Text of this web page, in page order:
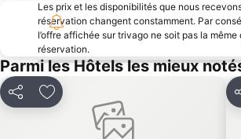
Les prix et les disponibilités que nous
réservation changent constamment. Par
l’offre affichée sur trivago ne soit pas la
réservation.
Parmi les Hôtels les mieux
PartagerAjouter à mes favoris